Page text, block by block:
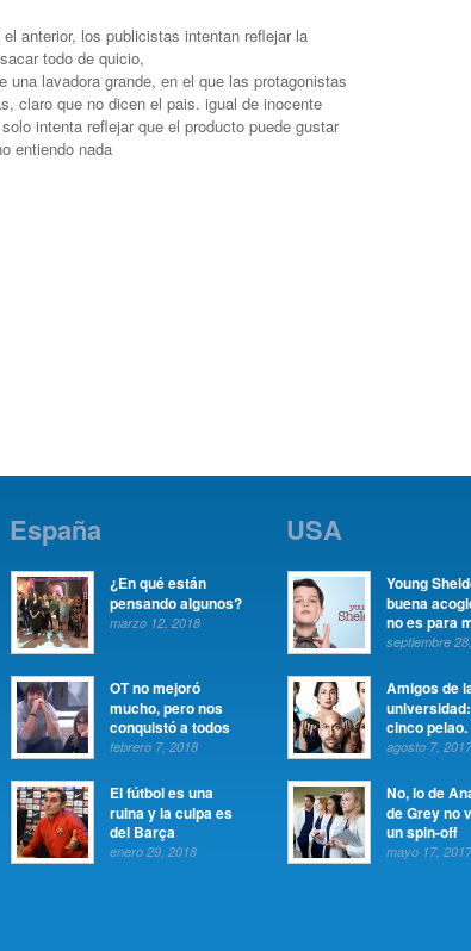
anterior, los publicistas intentan reflejar la
todo de quicio,
una lavadora grande, en el que las protagonistas
claro que no dicen el pais. igual de inocente
intenta reflejar que el producto puede gustar
entiendo nada
España
¿En qué están
pensando algunos?
marzo 12, 2018
OT no mejoró
mucho, pero nos
conquistó a todos
febrero 7, 2018
El fútbol es una
ruina y la culpa es
del Barça
enero 29, 2018
USA
Young
buena
no es para
septiembre
Amigos de
cinco pelao.
agosto 7, 2017
No, lo de
de Grey no
un spin-off
mayo 17, 2017